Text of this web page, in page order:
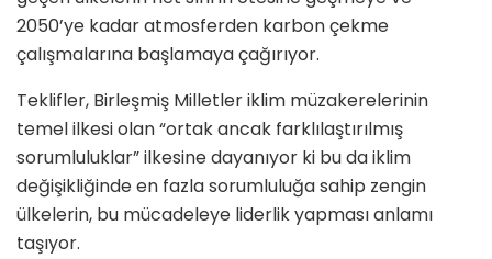
2050’ye kadar atmosferden karbon çekme
çalışmalarına başlamaya çağırıyor.
Teklifler, Birleşmiş Milletler iklim müzakerelerinin
temel ilkesi olan “ortak ancak farklılaştırılmış
sorumluluklar” ilkesine dayanıyor ki bu da iklim
değişikliğinde en fazla sorumluluğa sahip zengin
ülkelerin, bu mücadeleye liderlik yapması anlamı
taşıyor.